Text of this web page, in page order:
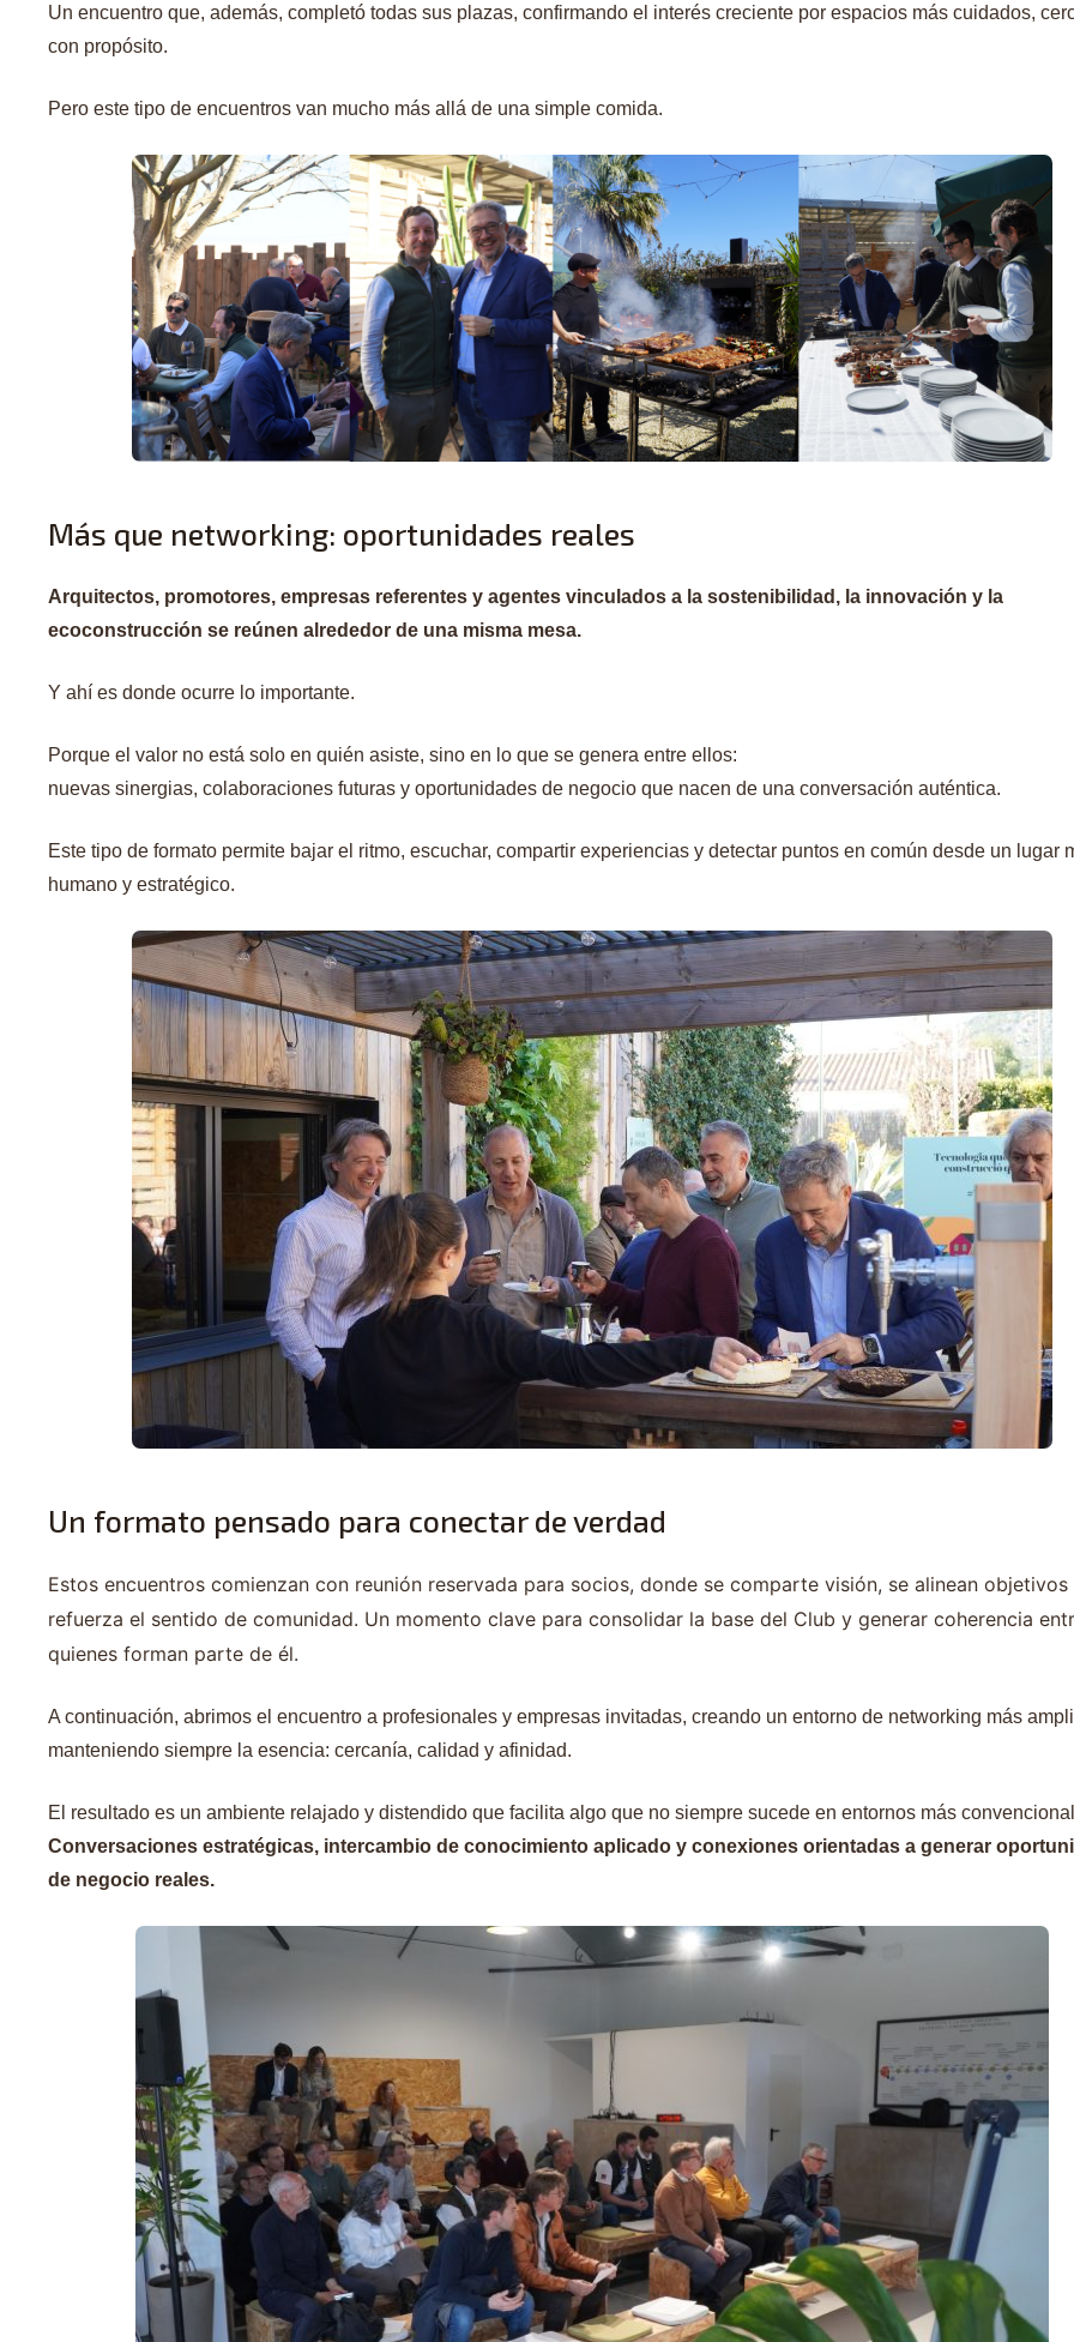
Un encuentro que, además, completó todas sus plazas, confirmando el interés creciente por espacios más cuidados,
con propósito.
Pero este tipo de encuentros van mucho más allá de una simple comida.
Más que networking: oportunidades reales
Arquitectos, promotores, empresas referentes y agentes vinculados a la sostenibilidad, la innovación y la
ecoconstrucción se reúnen alrededor de una misma mesa.
Y ahí es donde ocurre lo importante.
Porque el valor no está solo en quién asiste, sino en lo que se genera entre ellos:
nuevas sinergias, colaboraciones futuras y oportunidades de negocio que nacen de una conversación auténtica.
Este tipo de formato permite bajar el ritmo, escuchar, compartir experiencias y detectar puntos en común desde un lugar
humano y estratégico.
Un formato pensado para conectar de verdad
Estos encuentros comienzan con reunión reservada para socios, donde se comparte visión, se alinean objetivos
refuerza el sentido de comunidad. Un momento clave para consolidar la base del Club y generar coherencia
quienes forman parte de él.
A continuación, abrimos el encuentro a profesionales y empresas invitadas, creando un entorno de networking más
manteniendo siempre la esencia: cercanía, calidad y afinidad.
El resultado es un ambiente relajado y distendido que facilita algo que no siempre sucede en entornos más
Conversaciones estratégicas, intercambio de conocimiento aplicado y conexiones orientadas a generar
de negocio reales.